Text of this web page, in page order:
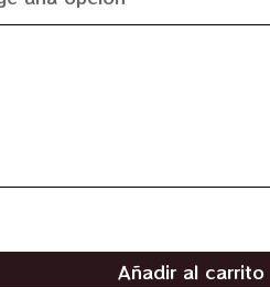
Añadir al carrito